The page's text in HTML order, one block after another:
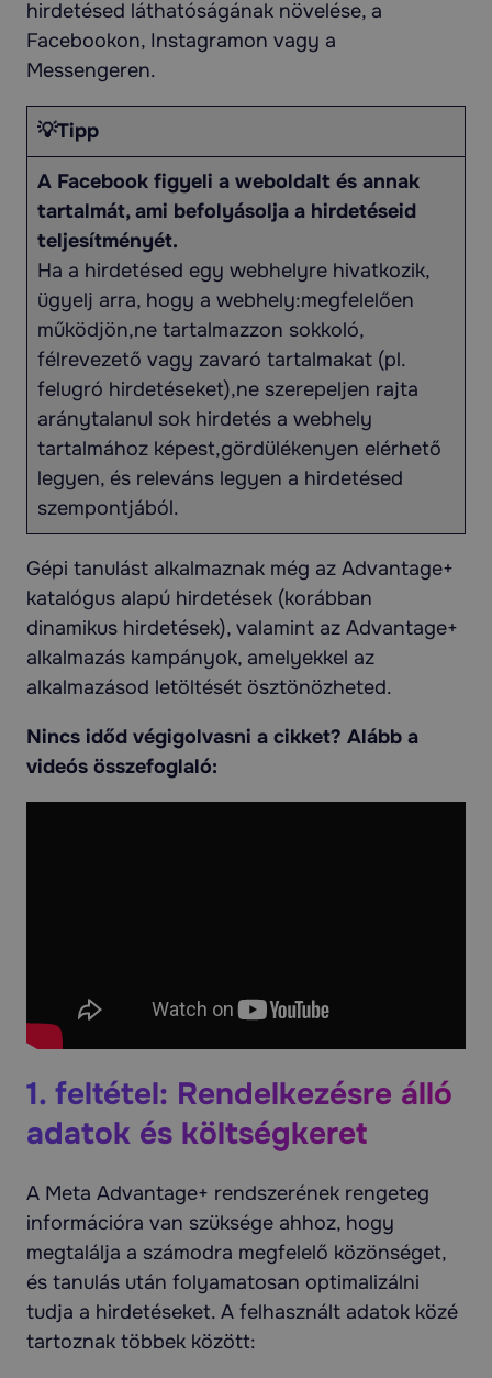
hirdetésed láthatóságának növelése, a
Facebookon, Instagramon vagy a
Messengeren.
💡Tipp
A Facebook figyeli a weboldalt és annak
tartalmát, ami befolyásolja a hirdetéseid
teljesítményét.
Ha a hirdetésed egy webhelyre hivatkozik,
ügyelj arra, hogy a webhely:megfelelően
működjön,ne tartalmazzon sokkoló,
félrevezető vagy zavaró tartalmakat (pl.
felugró hirdetéseket),ne szerepeljen rajta
aránytalanul sok hirdetés a webhely
tartalmához képest,gördülékenyen elérhető
legyen, és releváns legyen a hirdetésed
szempontjából.
Gépi tanulást alkalmaznak még az Advantage+
katalógus alapú hirdetések (korábban
dinamikus hirdetések), valamint az Advantage+
alkalmazás kampányok, amelyekkel az
alkalmazásod letöltését ösztönözheted.
Nincs időd végigolvasni a cikket? Alább a
videós összefoglaló:
1. feltétel: Rendelkezésre álló
adatok és költségkeret
A Meta Advantage+ rendszerének rengeteg
információra van szüksége ahhoz, hogy
megtalálja a számodra megfelelő közönséget,
és tanulás után folyamatosan optimalizálni
tudja a hirdetéseket. A felhasznált adatok közé
tartoznak többek között: